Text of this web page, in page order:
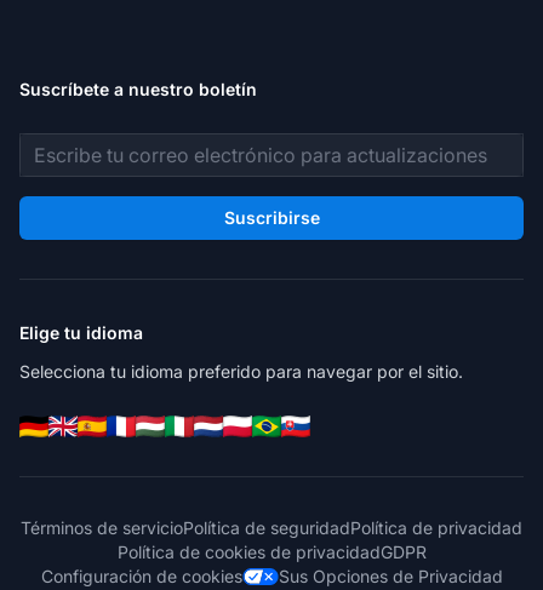
Suscríbete a nuestro boletín
Dirección de correo electrónico
Suscribirse
Elige tu idioma
Selecciona tu idioma preferido para navegar por el sitio.
Términos de servicioPolítica de seguridadPolítica de privacidad
Política de cookies de privacidadGDPR
Configuración de cookies
Sus Opciones de Privacidad